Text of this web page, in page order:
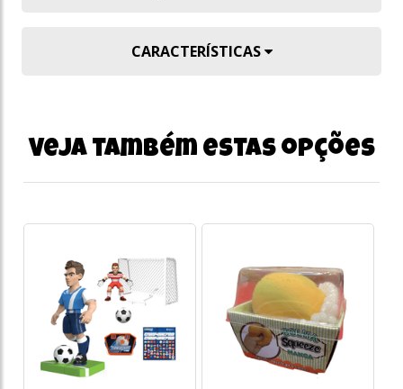
CARACTERÍSTICAS
Veja também estas opções